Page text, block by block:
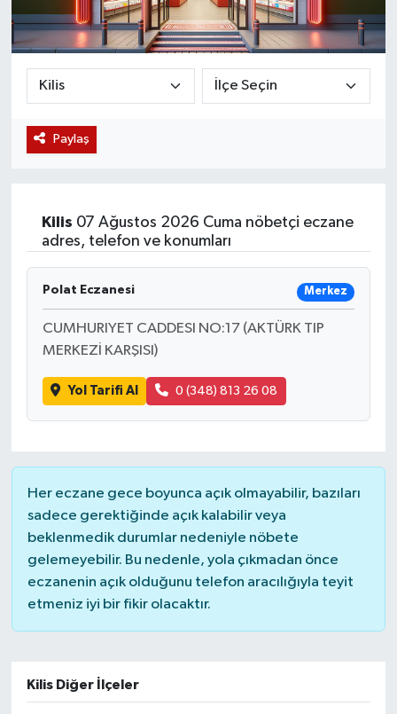
Paylaş
Kilis 07 Ağustos 2026 Cuma nöbetçi eczane
adres, telefon ve konumları
Polat Eczanesi Merkez
CUMHURIYET CADDESI NO:17 (AKTÜRK TIP
MERKEZİ KARŞISI)
Yol Tarifi Al 0 (348) 813 26 08
Her eczane gece boyunca açık olmayabilir, bazıları
sadece gerektiğinde açık kalabilir veya
beklenmedik durumlar nedeniyle nöbete
gelemeyebilir. Bu nedenle, yola çıkmadan önce
eczanenin açık olduğunu telefon aracılığıyla teyit
etmeniz iyi bir fikir olacaktır.
Kilis Diğer İlçeler
Magazin
Etkinlikler